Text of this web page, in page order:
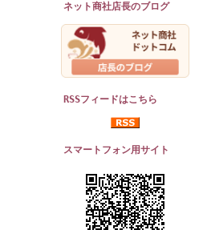
ネット商社店長のブログ
RSSフィードはこちら
スマートフォン用サイト